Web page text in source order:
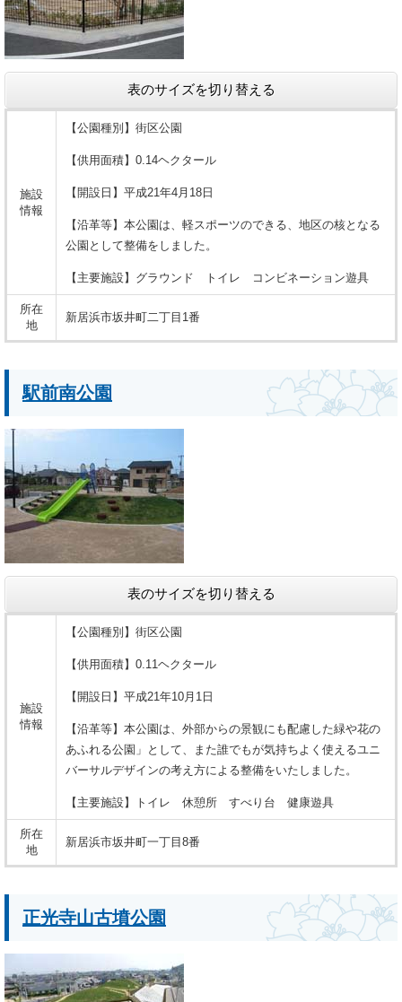
表のサイズを切り替える
施設
情報
【公園種別】街区公園
【供用面積】0.14ヘクタール
【開設日】平成21年4月18日
【沿革等】本公園は、軽スポーツのできる、地区の核となる
公園として整備をしました。
【主要施設】グラウンド トイレ コンビネーション遊具
所在
地
新居浜市坂井町二丁目1番
駅前南公園
表のサイズを切り替える
施設
情報
【公園種別】街区公園
【供用面積】0.11ヘクタール
【開設日】平成21年10月1日
【沿革等】本公園は、外部からの景観にも配慮した緑や花の
あふれる公園」として、また誰でもが気持ちよく使えるユニ
バーサルデザインの考え方による整備をいたしました。
【主要施設】トイレ 休憩所 すべり台 健康遊具
所在
地
新居浜市坂井町一丁目8番
正光寺山古墳公園